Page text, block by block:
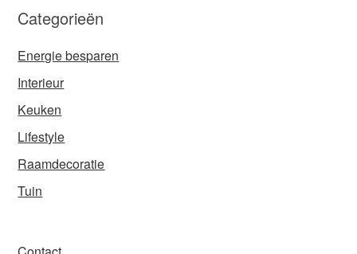
Categorieën
Energie besparen
Interieur
Keuken
Lifestyle
Raamdecoratie
Tuin